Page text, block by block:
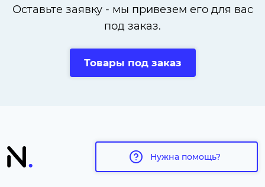
Оставьте заявку - мы привезем его для вас
под заказ.
Товары под заказ
Нужна помощь?